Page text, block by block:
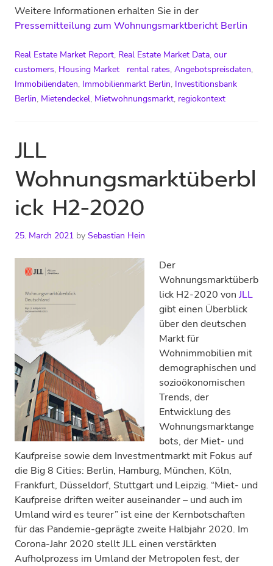
Weitere Informationen erhalten Sie in der
Pressemitteilung zum Wohnungsmarktbericht Berlin
Real Estate Market Report, Real Estate Market Data, our
customers, Housing Market rental rates, Angebotspreisdaten,
Immobiliendaten, Immobilienmarkt Berlin, Investitionsbank
Berlin, Mietendeckel, Mietwohnungsmarkt, regiokontext
JLL
Wohnungsmarktüberbl
ick H2-2020
25. March 2021 by Sebastian Hein
Der
Wohnungsmarktüberb
lick H2-2020 vonJLL
gibt einen Überblick
über den deutschen
Markt für
Wohnimmobilien mit
demographischen und
sozioökonomischen
Trends, der
Entwicklung des
Wohnungsmarktange
bots, der Miet- und
Kaufpreise sowie dem Investmentmarkt mit Fokus auf
die Big 8 Cities: Berlin, Hamburg, München, Köln,
Frankfurt, Düsseldorf, Stuttgart und Leipzig. “Miet- und
Kaufpreise driften weiter auseinander – und auch im
Umland wird es teurer” ist eine der Kernbotschaften
für das Pandemie-geprägte zweite Halbjahr 2020. Im
Corona-Jahr 2020 stellt JLL einen verstärkten
Aufholprozess im Umland der Metropolen fest, der